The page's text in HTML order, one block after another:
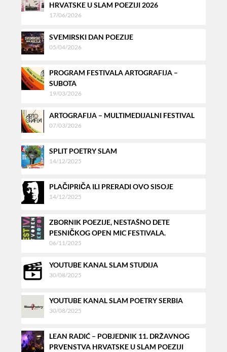
HRVATSKE U SLAM POEZIJI 2026
17/06/2026
SVEMIRSKI DAN POEZIJE
05/04/2026
PROGRAM FESTIVALA ARTOGRAFIJA –
SUBOTA
19/03/2026
ARTOGRAFIJA – MULTIMEDIJALNI FESTIVAL
07/03/2026
SPLIT POETRY SLAM
14/12/2025
PLAČIPRIČA ILI PRERADI OVO SISOJE
14/12/2025
ZBORNIK POEZIJE, NESTAŠNO DETE
PESNIČKOG OPEN MIC FESTIVALA.
06/11/2025
YOUTUBE KANAL SLAM STUDIJA
30/08/2025
YOUTUBE KANAL SLAM POETRY SERBIA
30/08/2025
LEAN RADIĆ – POBJEDNIK 11. DRŽAVNOG
PRVENSTVA HRVATSKE U SLAM POEZIJI